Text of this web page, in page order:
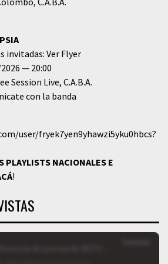
invitadas: Ver Flyer
20:00
Session Live C.A.B.A.
con la banda
user/fryek7yen9yhawzi5yku0hbcs?
PLAYLISTS NACIONALES E
!